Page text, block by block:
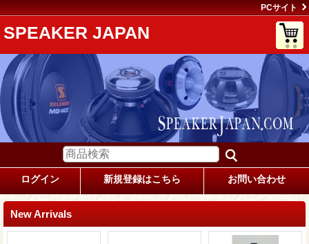
PCサイト
SPEAKER JAPAN
ログイン 新規登録はこちら お問い合わせ
New Arrivals